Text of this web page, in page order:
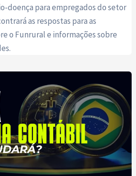
doença para empregados do setor
as respostas para as
o Funrural e informações sobre